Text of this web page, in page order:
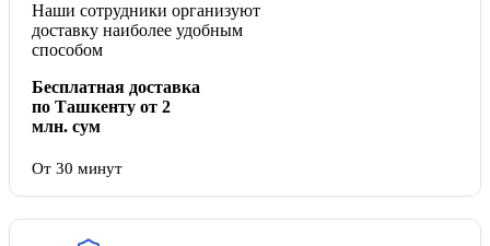
Наши сотрудники организуют
доставку наиболее удобным
способом
Бесплатная доставка
по Ташкенту от 2
млн. сум
От 30 минут